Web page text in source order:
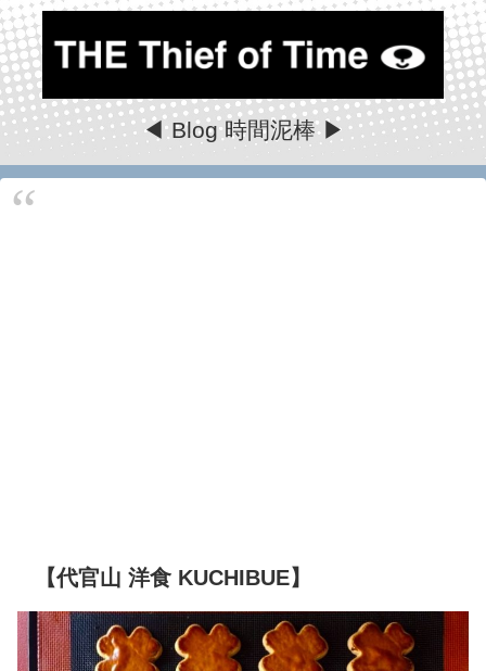
◀ Blog 時間泥棒 ▶
【代官山 洋食 KUCHIBUE】